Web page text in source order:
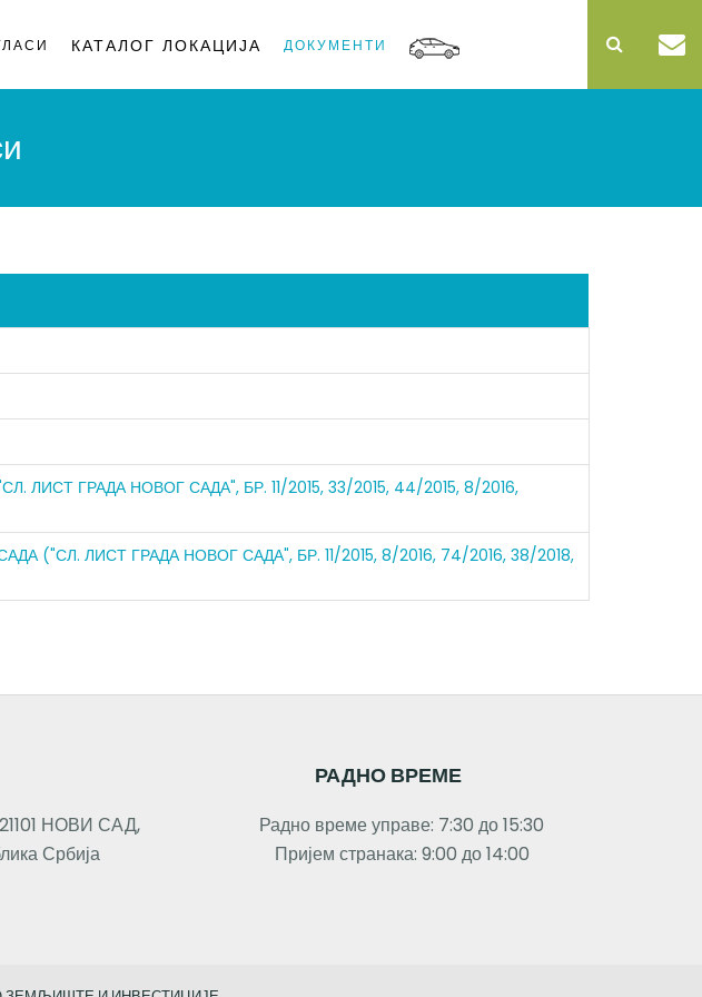
КАТАЛОГ ЛОКАЦИЈА ДОКУМЕНТИ
ГРАДА НОВОГ САДА", БР. 11/2015, 33/2015, 44/2015, 8/2016,
ЛИСТ ГРАДА НОВОГ САДА", БР. 11/2015, 8/2016, 74/2016, 38/2018,
НОВИ САД,
Србија
РАДНО ВРЕМЕ
Радно време управе: 7:30 до 15:30
Пријем странака: 9:00 до 14:00